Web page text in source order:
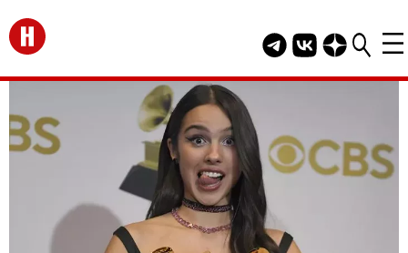
Перейти на главную
Telegram канал
Группа HELLO
Канал